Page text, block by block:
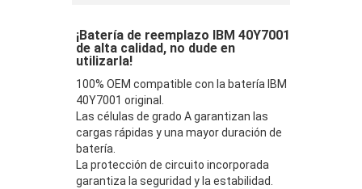
¡Batería de reemplazo IBM 40Y7001
de alta calidad, no dude en
utilizarla!
100% OEM compatible con la batería IBM
40Y7001 original.
Las células de grado A garantizan las
cargas rápidas y una mayor duración de
batería.
La protección de circuito incorporada
garantiza la seguridad y la estabilidad.